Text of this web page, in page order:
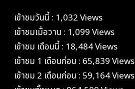
เข้าชมวันนี้ : 1,032 Views
เข้าชมเมื่อวาน : 1,099 Views
เข้าชม เดือนนี้ : 18,484 Views
เข้าชม 1 เดือนก่อน : 65,839 Views
เข้าชม 2 เดือนก่อน : 59,164 Views